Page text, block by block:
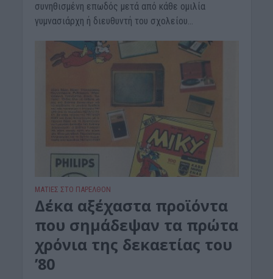
συνηθισμένη επωδός μετά από κάθε ομιλία
γυμνασιάρχη ή διευθυντή του σχολείου...
ΜΑΤΙΕΣ ΣΤΟ ΠΑΡΕΛΘΟΝ
Δέκα αξέχαστα προϊόντα
που σημάδεψαν τα πρώτα
χρόνια της δεκαετίας του
’80